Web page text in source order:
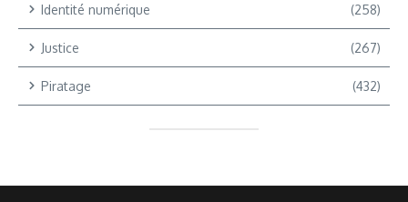
Identité numérique (258)
Justice (267)
Piratage (432)